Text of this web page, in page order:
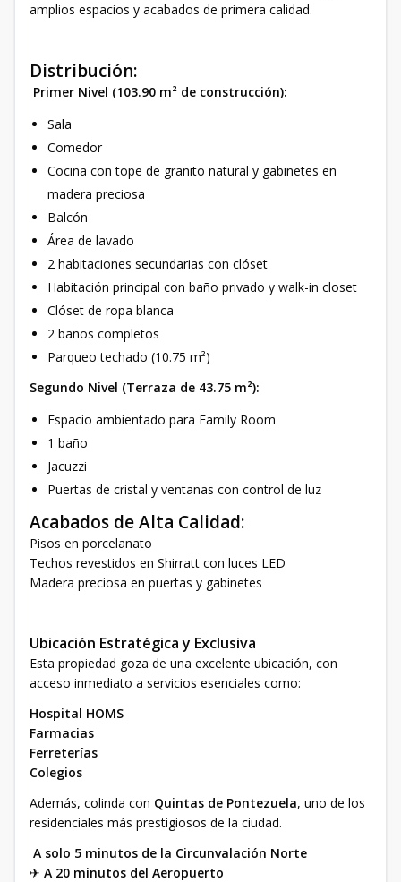
amplios espacios y acabados de primera calidad.
Distribución:
Primer Nivel (103.90 m² de construcción):
Sala
Comedor
Cocina con tope de granito natural y gabinetes en
madera preciosa
Balcón
Área de lavado
2 habitaciones secundarias con clóset
Habitación principal con baño privado y walk-in closet
Clóset de ropa blanca
2 baños completos
Parqueo techado (10.75 m²)
Segundo Nivel (Terraza de 43.75 m²):
Espacio ambientado para Family Room
1 baño
Jacuzzi
Puertas de cristal y ventanas con control de luz
Acabados de Alta Calidad:
Pisos en porcelanato
Techos revestidos en Shirratt con luces LED
Madera preciosa en puertas y gabinetes
Ubicación Estratégica y Exclusiva
Esta propiedad goza de una excelente ubicación, con
acceso inmediato a servicios esenciales como:
Hospital HOMS
Farmacias
Ferreterías
Colegios
Además, colinda con Quintas de Pontezuela, uno de los
residenciales más prestigiosos de la ciudad.
A solo 5 minutos de la Circunvalación Norte
✈ A 20 minutos del Aeropuerto